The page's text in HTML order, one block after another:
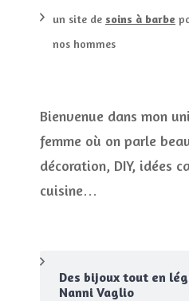
LES CALENDRIERS DE
VIE PRATIQUE
un site de soins à barbe
nos hommes
Bienvenue dans mon
femme où on parle
décoration, DIY, idées
cuisine…
Des bijoux tout en
Nanni Vaglio